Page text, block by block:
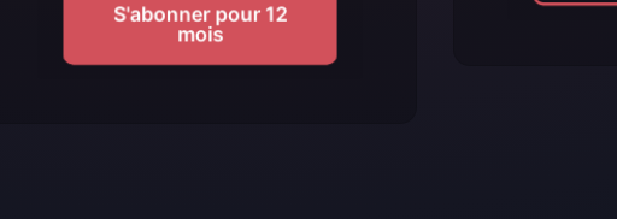
S'abonner pour 12
mois